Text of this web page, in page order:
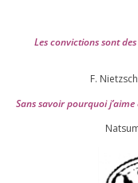
Les convic­tions sont
F.
Sans savoir pour­quoi